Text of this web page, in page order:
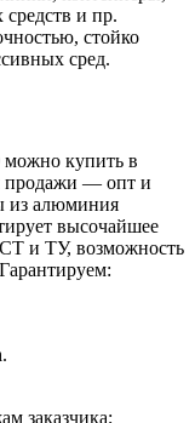
и пр.
стойко
сред.
купить в
— опт и
из алюминия
высочайшее
и ТУ, возможность
заказчика;